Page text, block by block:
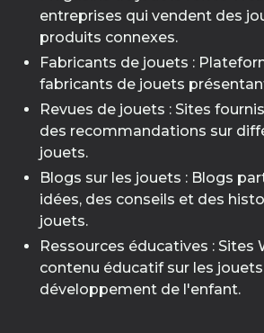
entreprises qui vendent des
produits connexes.
Fabricants de jouets :
fabricants de jouets
Revues de jouets : Sites
des recommandations sur
jouets.
Blogs sur les jouets : Blogs
idées, des conseils et des
jouets.
Ressources éducatives : Sites
contenu éducatif sur les
développement de l'enfant.